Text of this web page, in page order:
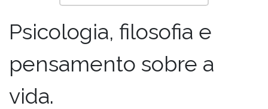
Psicologia, filosofia e
pensamento sobre a
vida.